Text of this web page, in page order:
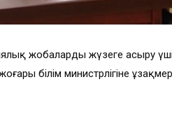
жобаларды жүзеге асыру
білім министрлігіне